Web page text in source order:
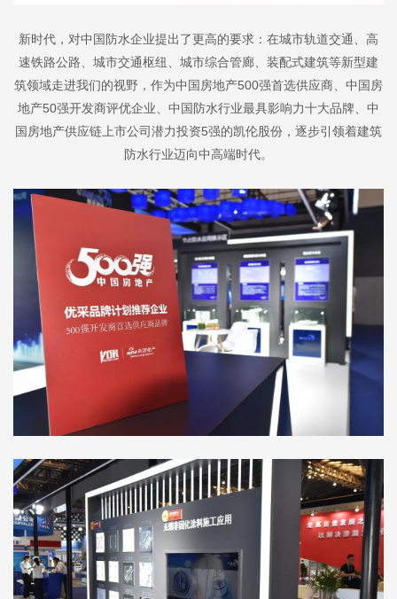
新时代，对中国防水企业提出了更高的要求：在城市轨道交通、高
速铁路公路、城市交通枢纽、城市综合管廊、装配式建筑等新型建
筑领域走进我们的视野，作为中国房地产500强首选供应商、 中国房
地产50强开发商评优企业、 中国防水行业最具影响力十大品牌、中
国房地产供应链上市公司潜力投资5强的凯伦股份，逐步引领着建筑
防水行业迈向中高端时代。